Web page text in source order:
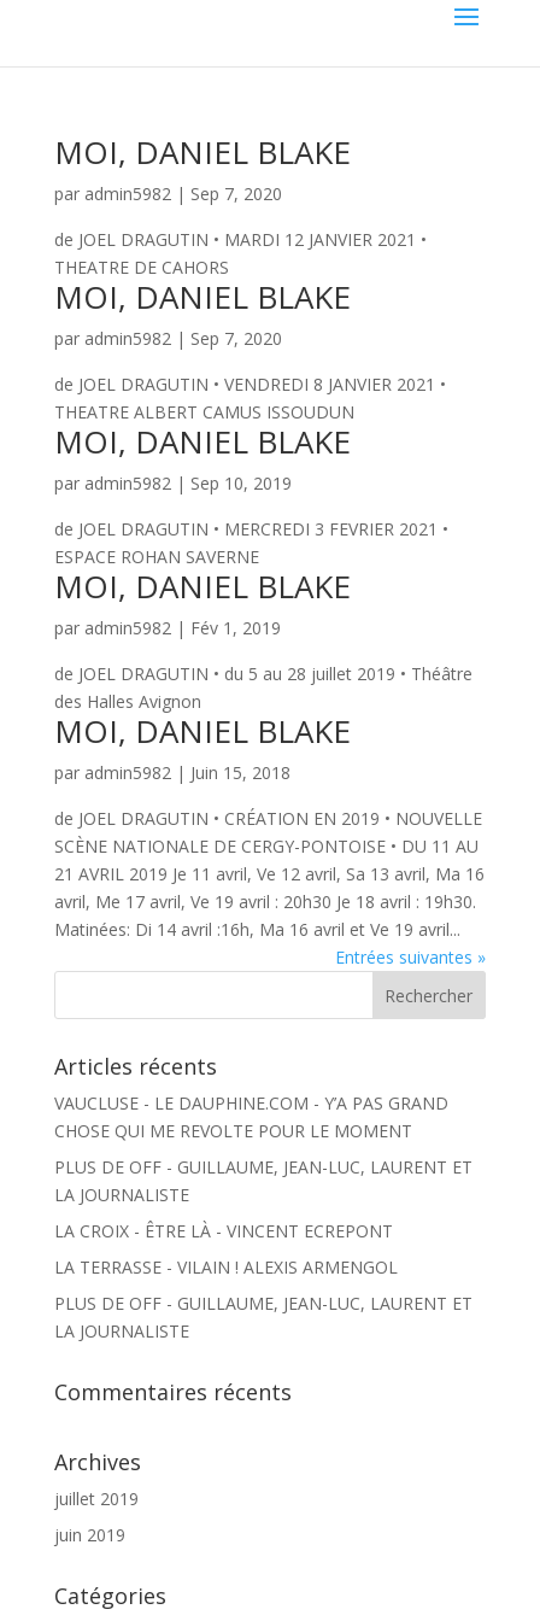
MOI, DANIEL BLAKE
par admin5982| Sep 7, 2020
de JOEL DRAGUTIN • MARDI 12 JANVIER 2021 •
THEATRE DE CAHORS
MOI, DANIEL BLAKE
par admin5982| Sep 7, 2020
de JOEL DRAGUTIN • VENDREDI 8 JANVIER 2021 •
THEATRE ALBERT CAMUS ISSOUDUN
MOI, DANIEL BLAKE
par admin5982| Sep 10, 2019
de JOEL DRAGUTIN • MERCREDI 3 FEVRIER 2021 •
ESPACE ROHAN SAVERNE
MOI, DANIEL BLAKE
par admin5982| Fév 1, 2019
de JOEL DRAGUTIN • du 5 au 28 juillet 2019 • Théâtre
des Halles Avignon
MOI, DANIEL BLAKE
par admin5982| Juin 15, 2018
de JOEL DRAGUTIN • CRÉATION EN 2019 • NOUVELLE
SCÈNE NATIONALE DE CERGY-PONTOISE • DU 11 AU
21 AVRIL 2019 Je 11 avril, Ve 12 avril, Sa 13 avril, Ma 16
avril, Me 17 avril, Ve 19 avril : 20h30 Je 18 avril : 19h30.
Matinées: Di 14 avril :16h, Ma 16 avril et Ve 19 avril...
Entrées suivantes »
Articles récents
VAUCLUSE - LE DAUPHINE.COM - Y’A PAS GRAND
CHOSE QUI ME REVOLTE POUR LE MOMENT
PLUS DE OFF - GUILLAUME, JEAN-LUC, LAURENT ET
LA JOURNALISTE
LA CROIX - ÊTRE LÀ - VINCENT ECREPONT
LA TERRASSE - VILAIN ! ALEXIS ARMENGOL
PLUS DE OFF - GUILLAUME, JEAN-LUC, LAURENT ET
LA JOURNALISTE
Commentaires récents
Archives
juillet 2019
juin 2019
Catégories